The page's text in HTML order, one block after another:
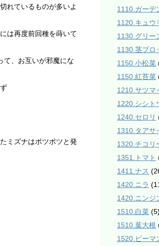
れているものが多いよ
は再度前回種を蒔いて
て、お互いが邪魔にな
ミズナはポツポツと発
1110.ガーデ
1120.キュウ
1130.グリー
1130.茎ブロ
1150.小松菜
1150.紅苔菜
1210.サツマ
1220.シシト
1240.セロリ
1310.タアサ
1320.チコリ
1351.トマト
1411.ナス
1420.ニラ
1420.ニンジ
1510.白菜 (5)
1510.葉大根
1520.ピーマ